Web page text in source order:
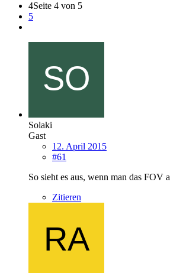
4Seite 4 von 5
5
Solaki
Gast
12. April 2015
#61
So sieht es aus, wenn man das FOV
Zitieren